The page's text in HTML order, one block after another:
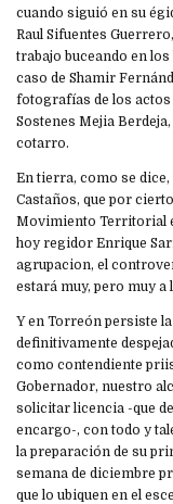
cuando siguió en su
Raul Sifuentes
trabajo buceando en
caso de Shamir
fotografías de los actos
Sostenes Mejia
cotarro.
En tierra, como se
Castaños, que por
Movimiento Territorial
hoy regidor Enrique
agrupacion, el
estará muy, pero muy a
Y en Torreón persiste
definitivamente
como contendiente
Gobernador, nuestro
solicitar licencia -que
encargo-, con todo y
la preparación de su
semana de diciembre
que lo ubiquen en el